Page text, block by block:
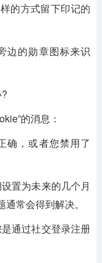
的方式留下印记的
边的勋章图标来识
的消息：
确，或者您禁用了
置为未来的几个月
常会得到解决。
通过社交登录注册